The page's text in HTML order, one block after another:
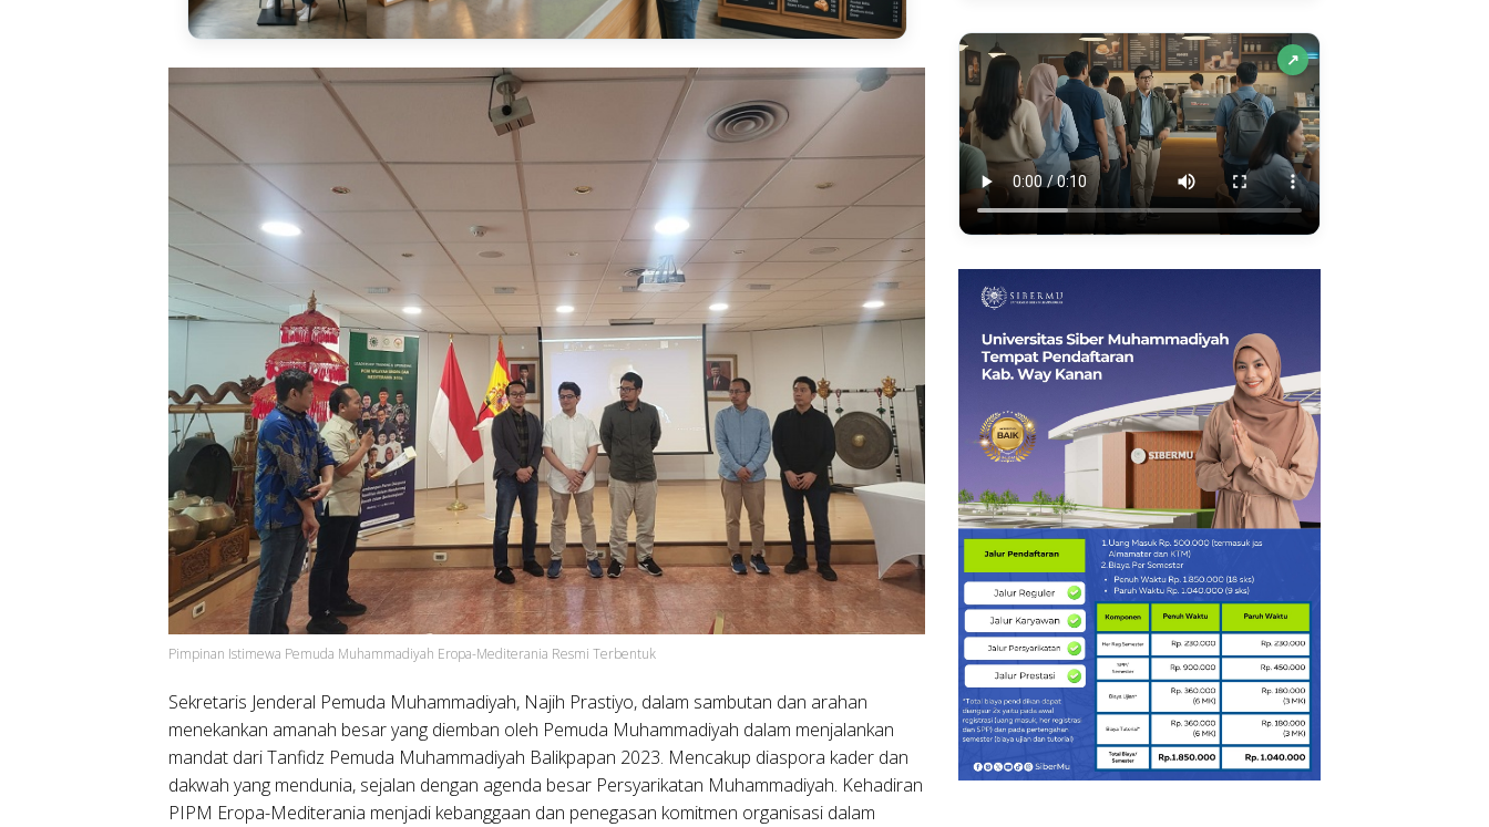
Pimpinan Istimewa Pemuda Muhammadiyah Eropa-Mediterania Resmi Terbentuk
Sekretaris Jenderal Pemuda Muhammadiyah, Najih Prastiyo, dalam sambutan dan arahan
menekankan amanah besar yang diemban oleh Pemuda Muhammadiyah dalam menjalankan
mandat dari Tanfidz Pemuda Muhammadiyah Balikpapan 2023. Mencakup diaspora kader dan
dakwah yang mendunia, sejalan dengan agenda besar Persyarikatan Muhammadiyah. Kehadiran
PIPM Eropa-Mediterania menjadi kebanggaan dan penegasan komitmen organisasi dalam
↗